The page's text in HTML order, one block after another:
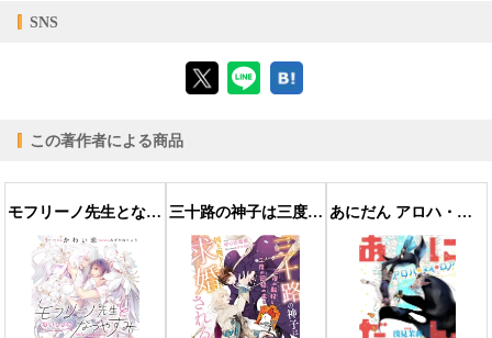
【対応デバイス】
【PC版ConTenDoビューア】
【モバイルビューア】
SNS
この著作者による商品
モフリーノ先生とないしょのなつやすみ【特別版】 三十路の神子は三度の転移と二度の回帰の末に国王陛下に求婚される あにだん アロハ・ヌイ・ロア【特別版】(イラスト付き)